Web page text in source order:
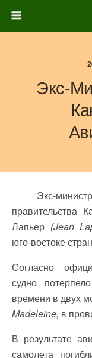
Экс-
Экс-
правительства
Лапьер (Jean
юго-востоке
Согласно
судно
времени в двух
Madeleine, в
В результате
самолета